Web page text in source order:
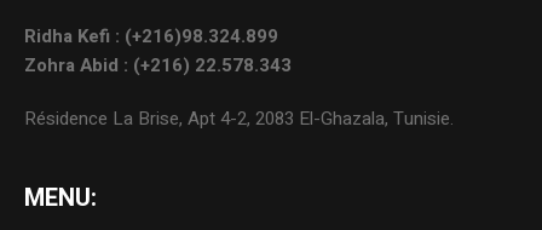
Ridha Kefi : (+216)98.324.899
Zohra Abid : (+216) 22.578.343
Résidence La Brise, Apt 4-2, 2083 El-Ghazala, Tunisie.
MENU: